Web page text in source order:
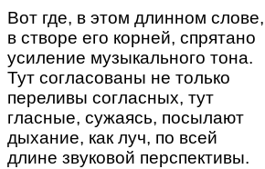
Вот где, в этом длинном слове,
в створе его корней, спрятано
усиление музыкального тона.
Тут согласованы не только
переливы согласных, тут
гласные, сужаясь, посылают
дыхание, как луч, по всей
длине звуковой перспективы.